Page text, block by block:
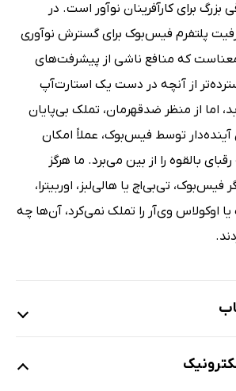
برای کارآفرینان نوآور است. در
پلتفرم فیس‌بوک برای گسترش نوآوری
که منافع ناشی از پیشرفت‌های
از آنچه در دست یک استارت‌آپ
اما از منظر ضدقهرمان، تملک بی‌پایان
توسط فیس‌بوک، عملاً امکان
بالقوه را از بین می‌برد. ما هرگز
فیس‌بوک، تی‌بی‌اچ یا هالی‌لبز، اوربیترا،
یا اوکولاس وی‌آر را تملک نمی‌کرد، آن‌ها چه